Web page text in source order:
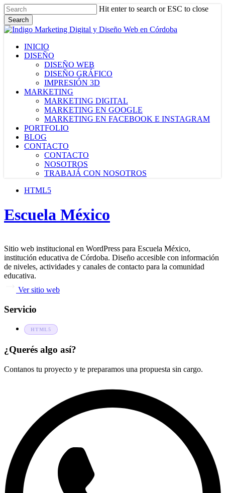
Skip
to
main
content
Hit enter to search or ESC to close
Search
Close
Menu
INICIO
DISEÑO
DISEÑO WEB
DISEÑO GRÁFICO
IMPRESIÓN 3D
MARKETING
MARKETING DIGITAL
MARKETING EN GOOGLE
MARKETING EN FACEBOOK E INSTAGRAM
PORTFOLIO
BLOG
CONTACTO
CONTACTO
NOSOTROS
TRABAJÁ CON NOSOTROS
HTML5
Escuela México
Sitio web institucional en WordPress para Escuela México,
institución educativa de Córdoba. Diseño accesible con información
de niveles, actividades y canales de contacto para la comunidad
educativa.
Ver sitio web
Servicio
HTML5
¿Querés algo así?
Contanos tu proyecto y te preparamos una propuesta sin cargo.